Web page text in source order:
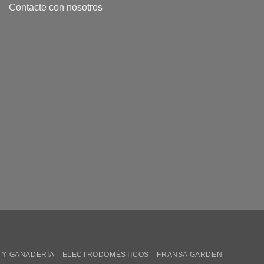
Contacte con nosotros
GANADERÍA ELECTRODOMÉSTICOS
FRANSA GARDEN